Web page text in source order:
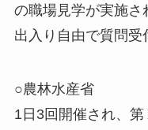
の職場見学が実施さ
出入り自由で質問受
○農林水産省
1日3回開催され、